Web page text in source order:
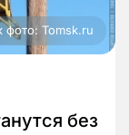
фото: Tomsk.ru
без